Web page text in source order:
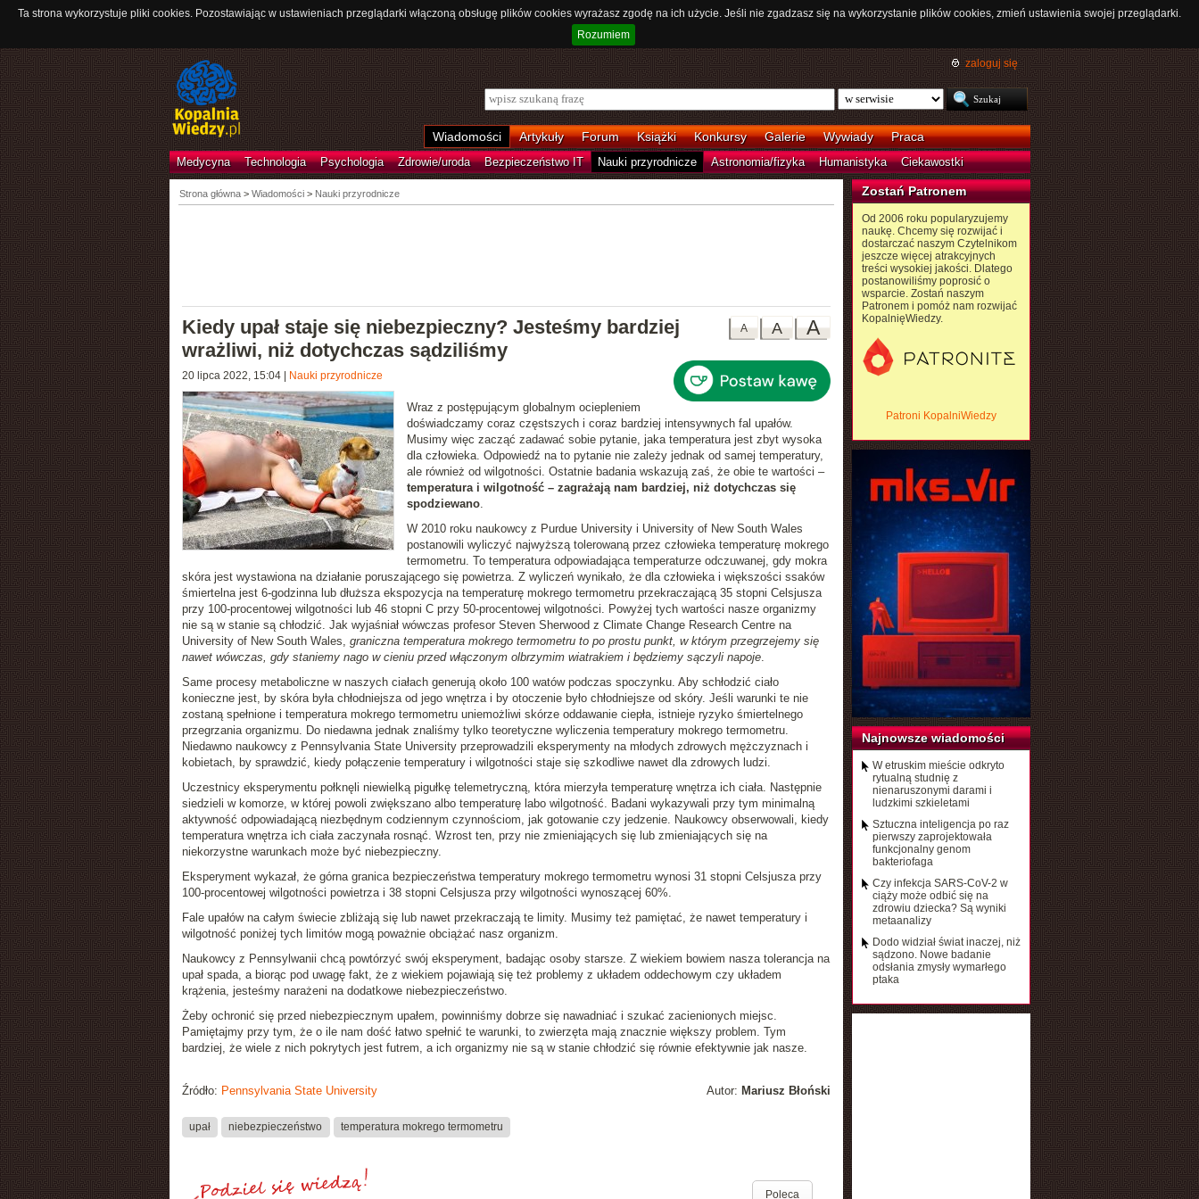
Ta strona wykorzystuje pliki cookies. Pozostawiając w ustawieniach przeglądarki włączoną obsługę plików cookies wyrażasz zgodę na ich użycie. Jeśli nie zgadzasz się na wykorzystanie plików cookies, zmień ustawienia swojej przeglądarki.
Rozumiem
zaloguj się
Wiadomości Artykuły Forum Książki Konkursy Galerie Wywiady Praca
Medycyna Technologia Psychologia Zdrowie/uroda Bezpieczeństwo IT Nauki przyrodnicze Astronomia/fizyka Humanistyka Ciekawostki
Strona główna> Wiadomości > Nauki przyrodnicze
A
A
A
Kiedy upał staje się niebezpieczny? Jesteśmy bardziej
wrażliwi, niż dotychczas sądziliśmy
20 lipca 2022, 15:04| Nauki przyrodnicze
Wraz z postępującym globalnym ociepleniem
doświadczamy coraz częstszych i coraz bardziej intensywnych fal upałów.
Musimy więc zacząć zadawać sobie pytanie, jaka temperatura jest zbyt wysoka
dla człowieka. Odpowiedź na to pytanie nie zależy jednak od samej temperatury,
ale również od wilgotności. Ostatnie badania wskazują zaś, że obie te wartości –
temperatura i wilgotność – zagrażają nam bardziej, niż dotychczas się
spodziewano.
W 2010 roku naukowcy z Purdue University i University of New South Wales
postanowili wyliczyć najwyższą tolerowaną przez człowieka temperaturę mokrego
termometru. To temperatura odpowiadająca temperaturze odczuwanej, gdy mokra
skóra jest wystawiona na działanie poruszającego się powietrza. Z wyliczeń wynikało, że dla człowieka i większości ssaków
śmiertelna jest 6-godzinna lub dłuższa ekspozycja na temperaturę mokrego termometru przekraczającą 35 stopni Celsjusza
przy 100-procentowej wilgotności lub 46 stopni C przy 50-procentowej wilgotności. Powyżej tych wartości nasze organizmy
nie są w stanie są chłodzić. Jak wyjaśniał wówczas profesor Steven Sherwood z Climate Change Research Centre na
University of New South Wales, graniczna temperatura mokrego termometru to po prostu punkt, w którym przegrzejemy się
nawet wówczas, gdy staniemy nago w cieniu przed włączonym olbrzymim wiatrakiem i będziemy sączyli napoje.
Same procesy metaboliczne w naszych ciałach generują około 100 watów podczas spoczynku. Aby schłodzić ciało
konieczne jest, by skóra była chłodniejsza od jego wnętrza i by otoczenie było chłodniejsze od skóry. Jeśli warunki te nie
zostaną spełnione i temperatura mokrego termometru uniemożliwi skórze oddawanie ciepła, istnieje ryzyko śmiertelnego
przegrzania organizmu. Do niedawna jednak znaliśmy tylko teoretyczne wyliczenia temperatury mokrego termometru.
Niedawno naukowcy z Pennsylvania State University przeprowadzili eksperymenty na młodych zdrowych mężczyznach i
kobietach, by sprawdzić, kiedy połączenie temperatury i wilgotności staje się szkodliwe nawet dla zdrowych ludzi.
Uczestnicy eksperymentu połknęli niewielką pigułkę telemetryczną, która mierzyła temperaturę wnętrza ich ciała. Następnie
siedzieli w komorze, w której powoli zwiększano albo temperaturę labo wilgotność. Badani wykazywali przy tym minimalną
aktywność odpowiadającą niezbędnym codziennym czynnościom, jak gotowanie czy jedzenie. Naukowcy obserwowali, kiedy
temperatura wnętrza ich ciała zaczynała rosnąć. Wzrost ten, przy nie zmieniających się lub zmieniających się na
niekorzystne warunkach może być niebezpieczny.
Eksperyment wykazał, że górna granica bezpieczeństwa temperatury mokrego termometru wynosi 31 stopni Celsjusza przy
100-procentowej wilgotności powietrza i 38 stopni Celsjusza przy wilgotności wynoszącej 60%.
Fale upałów na całym świecie zbliżają się lub nawet przekraczają te limity. Musimy też pamiętać, że nawet temperatury i
wilgotność poniżej tych limitów mogą poważnie obciążać nasz organizm.
Naukowcy z Pennsylwanii chcą powtórzyć swój eksperyment, badając osoby starsze. Z wiekiem bowiem nasza tolerancja na
upał spada, a biorąc pod uwagę fakt, że z wiekiem pojawiają się też problemy z układem oddechowym czy układem
krążenia, jesteśmy narażeni na dodatkowe niebezpieczeństwo.
Żeby ochronić się przed niebezpiecznym upałem, powinniśmy dobrze się nawadniać i szukać zacienionych miejsc.
Pamiętajmy przy tym, że o ile nam dość łatwo spełnić te warunki, to zwierzęta mają znacznie większy problem. Tym
bardziej, że wiele z nich pokrytych jest futrem, a ich organizmy nie są w stanie chłodzić się równie efektywnie jak nasze.
Autor: Mariusz Błoński
Źródło: Pennsylvania State University
upał niebezpieczeństwo temperatura mokrego termometru
Poleca
Zostań Patronem
Od 2006 roku popularyzujemy
naukę. Chcemy się rozwijać i
dostarczać naszym Czytelnikom
jeszcze więcej atrakcyjnych
treści wysokiej jakości. Dlatego
postanowiliśmy poprosić o
wsparcie. Zostań naszym
Patronem i pomóż nam rozwijać
KopalnięWiedzy.
Patroni KopalniWiedzy
Najnowsze wiadomości
W etruskim mieście odkryto
rytualną studnię z
nienaruszonymi darami i
ludzkimi szkieletami
Sztuczna inteligencja po raz
pierwszy zaprojektowała
funkcjonalny genom
bakteriofaga
Czy infekcja SARS-CoV-2 w
ciąży może odbić się na
zdrowiu dziecka? Są wyniki
metaanalizy
Dodo widział świat inaczej, niż
sądzono. Nowe badanie
odsłania zmysły wymarłego
ptaka